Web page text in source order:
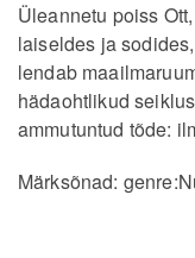
Üleannetu poiss
laiseldes ja
lendab
hädaohtlikud
ammutuntud tõde:
Märksõnad: